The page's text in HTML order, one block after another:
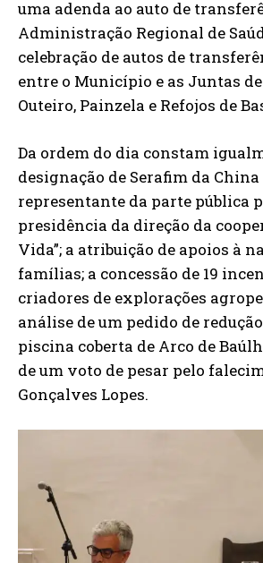
uma adenda ao auto de
Administração Regional de
celebração de autos de
entre o Município e as Juntas
Outeiro, Painzela e Refojos de
Da ordem do dia constam
designação de Serafim da
representante da parte pública
presidência da direção da
Vida”; a atribuição de apoios à
famílias; a concessão de 19
criadores de explorações
análise de um pedido de
piscina coberta de Arco de
de um voto de pesar pelo
Gonçalves Lopes.